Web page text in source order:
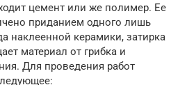
цемент или же полимер. Ее
приданием одного лишь
наклеенной керамики, затирка
материал от грибка и
Для проведения работ